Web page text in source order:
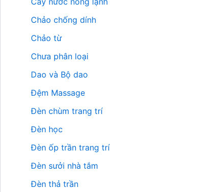
Chảo chống dính
Chảo từ
Chưa phân loại
Dao và Bộ dao
Đệm Massage
Đèn chùm trang trí
Đèn học
Đèn ốp trần trang trí
Đèn sưởi nhà tắm
Đèn thả trần